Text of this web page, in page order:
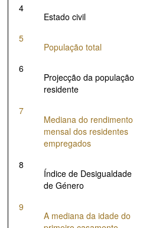
2023
4
Estado civil
5
População total
6
Projecção da população
residente
7
Mediana do rendimento
mensal dos residentes
empregados
8
Índice de Desigualdade
de Género
9
A mediana da idade do